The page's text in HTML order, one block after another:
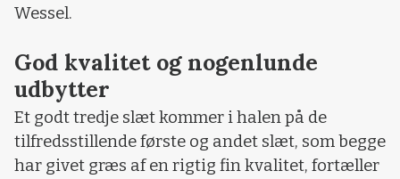
Wessel.
God kvalitet og nogenlunde
udbytter
Et godt tredje slæt kommer i halen på de
tilfredsstillende første og andet slæt, som begge
har givet græs af en rigtig fin kvalitet, fortæller